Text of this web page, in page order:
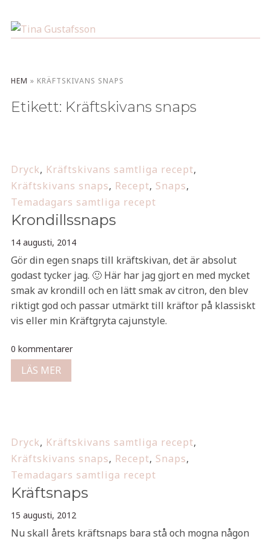
HEM » KRÄFTSKIVANS SNAPS
Etikett: Kräftskivans snaps
Dryck, Kräftskivans samtliga recept,
Kräftskivans snaps, Recept, Snaps,
Temadagars samtliga recept
Krondillssnaps
14 augusti, 2014
Gör din egen snaps till kräftskivan, det är absolut
godast tycker jag. 🙂 Här har jag gjort en med mycket
smak av krondill och en lätt smak av citron, den blev
riktigt god och passar utmärkt till kräftor på klassiskt
vis eller min Kräftgryta cajunstyle.
0 kommentarer
LÄS MER
Dryck, Kräftskivans samtliga recept,
Kräftskivans snaps, Recept, Snaps,
Temadagars samtliga recept
Kräftsnaps
15 augusti, 2012
Nu skall årets kräftsnaps bara stå och mogna någon